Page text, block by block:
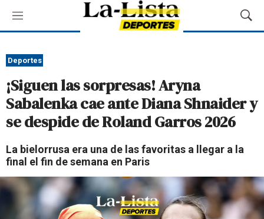
M
e
ú
M
o
B
d
a
Deportes
¡Siguen las sorpresas! Aryna
Sabalenka cae ante Diana Shnaider y
se despide de Roland Garros 2026
La bielorrusa era una de las favoritas a llegar a la
final el fin de semana en Paris